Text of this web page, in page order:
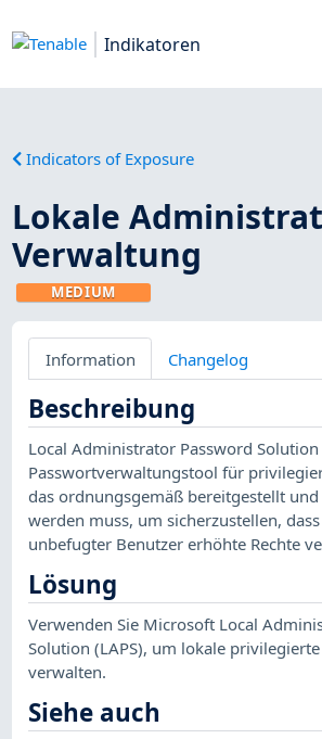
Indikatoren
Indicators of Exposure
Lokale
Verwaltung
MEDIUM
Information Changelog
Beschreibung
Local Administrator Password Solution
Passwortverwaltungstool für
das ordnungsgemäß bereitgestellt
werden muss, um sicherzustellen,
unbefugter Benutzer erhöhte Rechte
Lösung
Verwenden Sie Microsoft Local
Solution (LAPS), um lokale
verwalten.
Siehe auch